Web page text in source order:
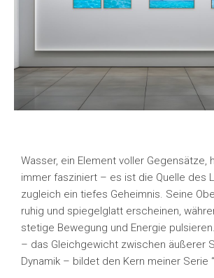
Wasser, ein Element voller Gegensätze,
immer fasziniert – es ist die Quelle des
zugleich ein tiefes Geheimnis. Seine
ruhig und spiegelglatt erscheinen,
stetige Bewegung und Energie
– das Gleichgewicht zwischen äußerer
Dynamik – bildet den Kern meiner Serie